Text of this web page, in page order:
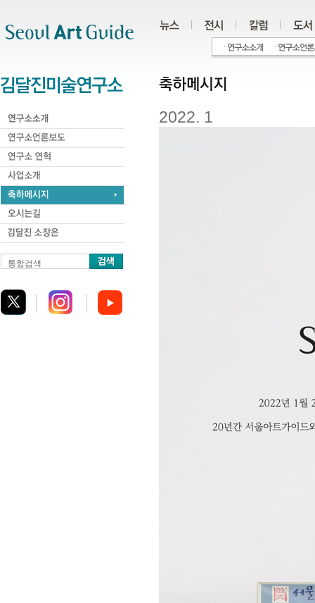
통합검색
2022. 1